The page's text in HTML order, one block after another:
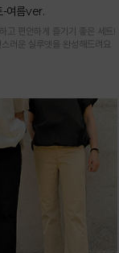
-여름ver.
고 편안하게 즐기기 좋은 세트!
러운 실루엣을 완성해드려요